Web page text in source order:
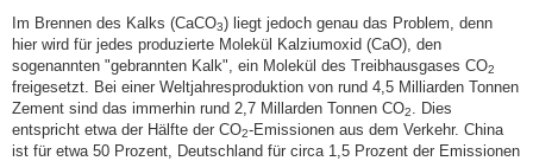
Im Brennen des Kalks (CaCO3) liegt jedoch genau das Problem, denn
hier wird für jedes produzierte Molekül Kalziumoxid (CaO), den
sogenannten "gebrannten Kalk", ein Molekül des Treibhausgases CO2
freigesetzt. Bei einer Weltjahresproduktion von rund 4,5 Milliarden Tonnen
Zement sind das immerhin rund 2,7 Millarden Tonnen CO2. Dies
entspricht etwa der Hälfte der CO2-Emissionen aus dem Verkehr. China
ist für etwa 50 Prozent, Deutschland für circa 1,5 Prozent der Emissionen